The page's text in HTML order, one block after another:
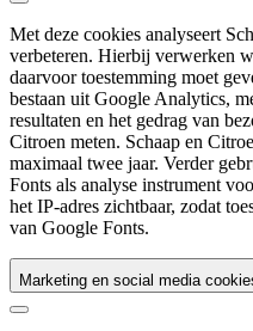
Met deze cookies analyseert
verbeteren. Hierbij verwerken
daarvoor toestemming moet
bestaan uit Google Analytics,
resultaten en het gedrag van
Citroen meten. Schaap en
maximaal twee jaar. Verder
Fonts als analyse instrument
het IP-adres zichtbaar, zodat
van Google Fonts.
Marketing en social media